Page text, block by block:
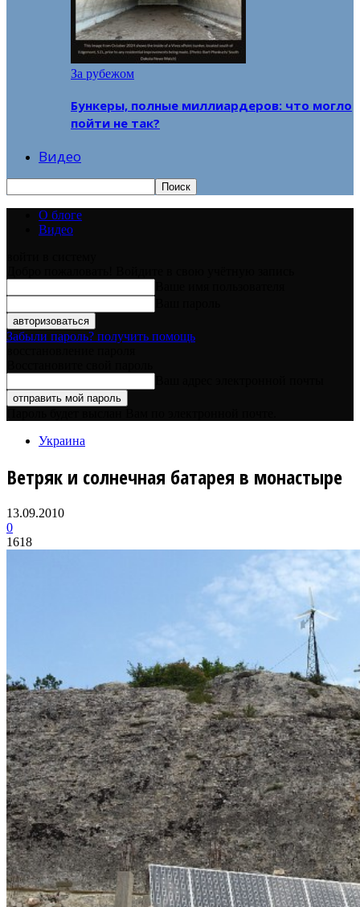
За рубежом
Бункеры, полные миллиардеров: что могло
пойти не так?
Видео
О блоге
Видео
Забыли пароль? получить помощь
Украина
Ветряк и солнечная батарея в монастыре
13.09.2010
0
1618